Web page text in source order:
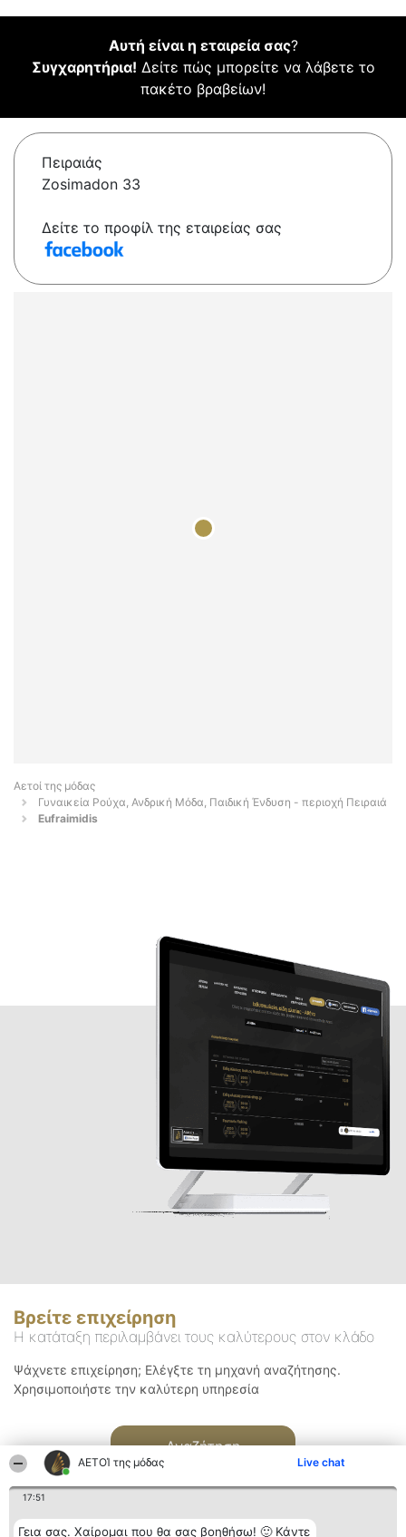
ΑΕΤΟΊ της μόδας Live chat
17:51
Γεια σας. Χαίρομαι που θα σας βοηθήσω! 🙂 Κάντε
Αυτή είναι η εταιρεία σας?
Συγχαρητήρια! Δείτε πώς μπορείτε να λάβετε το
πακέτο βραβείων!
Πειραιάς
Zosimadon 33
Δείτε το προφίλ της εταιρείας σας
Αετοί της μόδας
Γυναικεία Ρούχα, Ανδρική Μόδα, Παιδική Ένδυση - περιοχή Πειραιά
Eufraimidis
Βρείτε επιχείρηση
Η κατάταξη περιλαμβάνει τους καλύτερους στον κλάδο
Ψάχνετε επιχείρηση; Ελέγξτε τη μηχανή αναζήτησης.
Χρησιμοποιήστε την καλύτερη υπηρεσία
Αναζήτηση